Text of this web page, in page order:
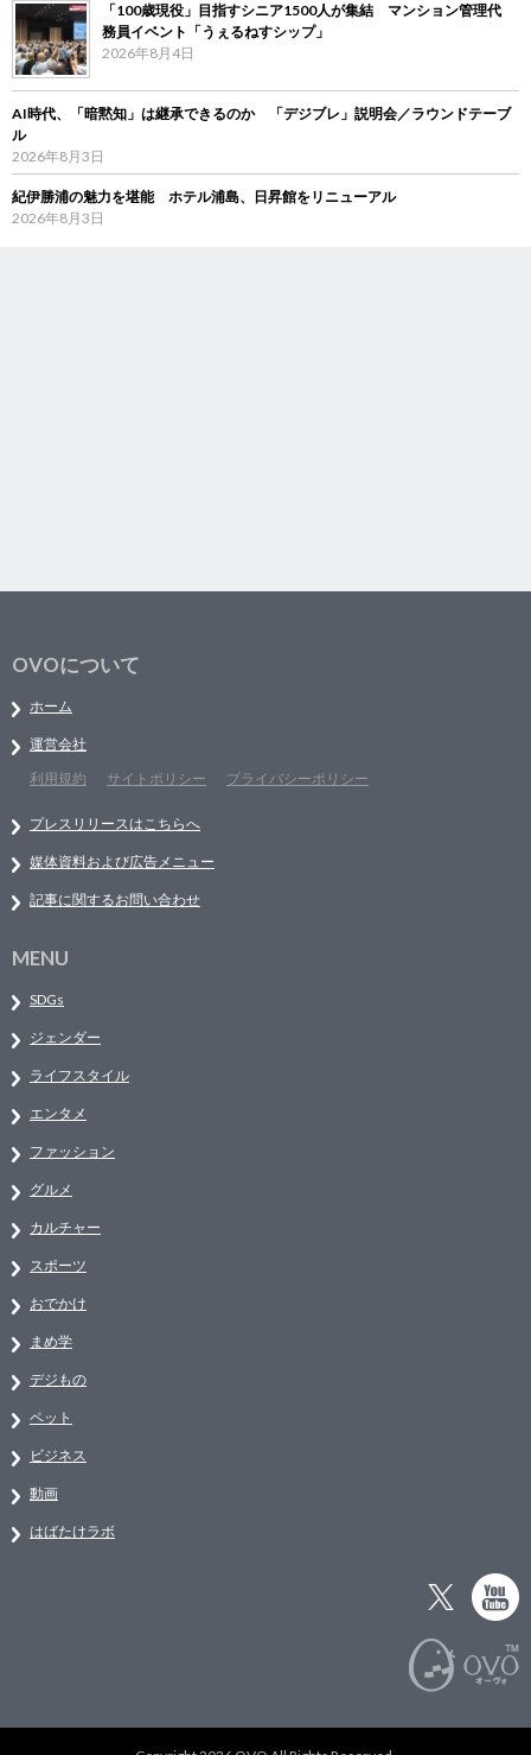
「100歳現役」目指すシニア1500人が集結 マンション管理代
務員イベント「うぇるねすシップ」
2026年8月4日
AI時代、「暗黙知」は継承できるのか 「デジブレ」説明会／ラウンドテーブ
ル
2026年8月3日
紀伊勝浦の魅力を堪能 ホテル浦島、日昇館をリニューアル
2026年8月3日
OVOについて
ホーム
運営会社
利用規約
サイトポリシー プライバシーポリシー
プレスリリースはこちらへ
媒体資料および広告メニュー
記事に関するお問い合わせ
MENU
SDGs
ジェンダー
ライフスタイル
エンタメ
ファッション
グルメ
カルチャー
スポーツ
おでかけ
まめ学
デジもの
ペット
ビジネス
動画
はばたけラボ